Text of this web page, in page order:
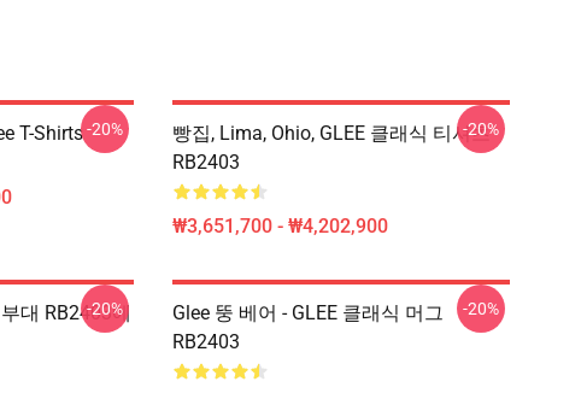
T-Shirts-20%
빵집, Lima, Ohio, GLEE 클래식 티셔츠
RB2403
₩3,651,700 - ₩4,202,900
-20%
대 RB2403에
-20%
Glee 뚱 베어 - GLEE 클래식 머그
RB2403
-20%